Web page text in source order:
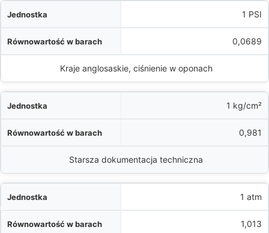
1 PSI
0,0689
Kraje anglosaskie, ciśnienie w oponach
1 kg/cm²
0,981
Starsza dokumentacja techniczna
1 atm
1,013